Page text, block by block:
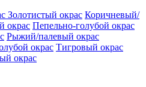
Золотистый окрас Коричневый/
окрас Пепельно-голубой окрас
Рыжий/палевый окрас
окрас Тигровый окрас
окрас